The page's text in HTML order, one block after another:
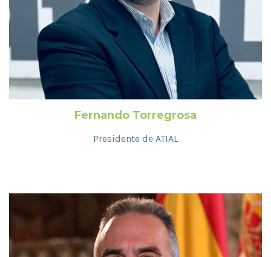
Fernando Torregrosa
Presidente de ATIAL